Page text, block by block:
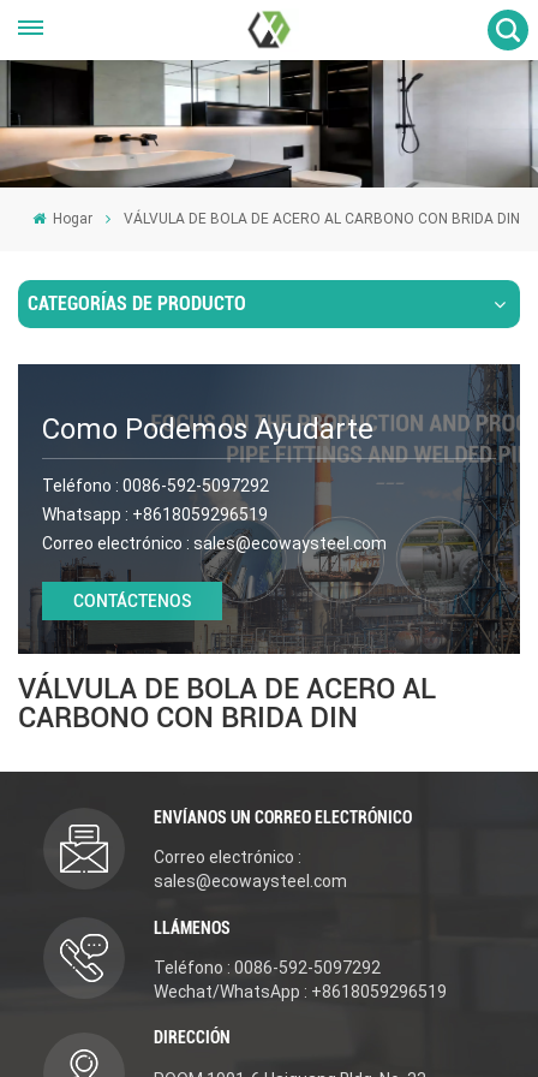
Hogar VÁLVULA DE BOLA DE ACERO AL CARBONO CON BRIDA DIN
CATEGORÍAS DE PRODUCTO
Como Podemos Ayudarte
Teléfono : 0086-592-5097292
Whatsapp : +8618059296519
Correo electrónico : sales@ecowaysteel.com
CONTÁCTENOS
VÁLVULA DE BOLA DE ACERO AL
CARBONO CON BRIDA DIN
ENVÍANOS UN CORREO ELECTRÓNICO
Correo electrónico :
sales@ecowaysteel.com
LLÁMENOS
Teléfono : 0086-592-5097292
Wechat/WhatsApp : +8618059296519
DIRECCIÓN